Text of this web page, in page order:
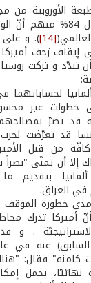
الأوروبية من
شمل 318 ألف شخص، قال
[14] ). و على
إيقاف زحف
أن تبدّد و تركت
لحساباتهما
خطوات غير
قد تضرّ
قد تعرّضت
من قبل
إلا أن تمنّى "نصراً
بتقديم
في العراق.
مدى خطورة
أميركا تدرك
. و
كامنة" فقال:
نهائيّا، يحمل